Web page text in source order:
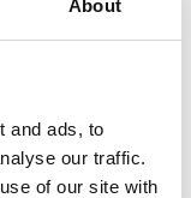
About
and ads, to
our traffic.
of our site with
(2026-08-06)